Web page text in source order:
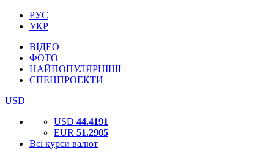
РУС
УКР
ВІДЕО
ФОТО
НАЙПОПУЛЯРНІШІ
СПЕЦПРОЕКТИ
USD
USD 44.4191
EUR 51.2905
Всі курси валют